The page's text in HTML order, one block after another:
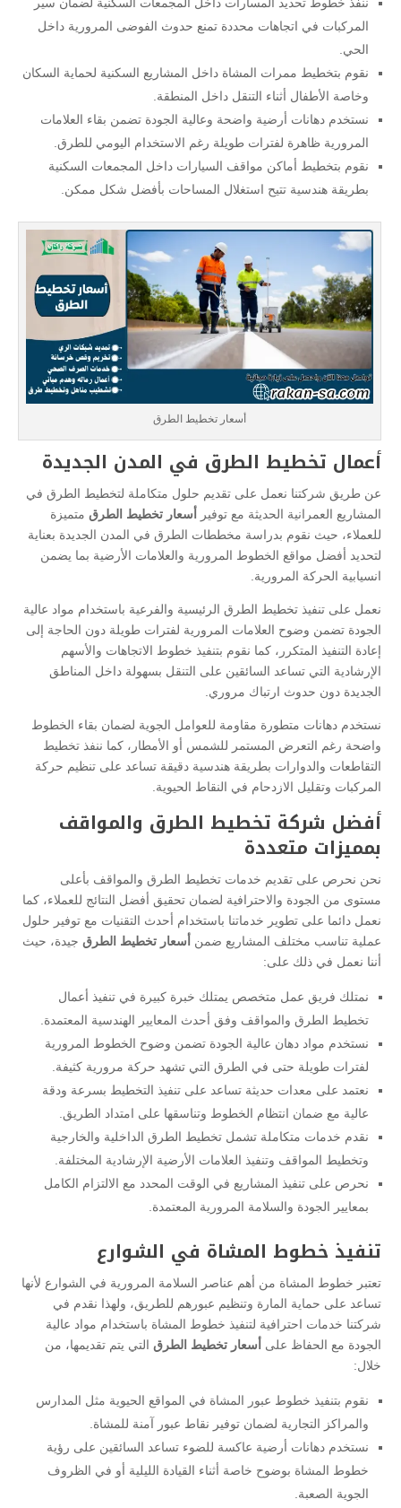
المركبات في اتجاهات محددة تمنع حدوث الفوضى المرورية داخل
الحي.
نقوم بتخطيط ممرات المشاة داخل المشاريع السكنية لحماية السكان
وخاصة الأطفال أثناء التنقل داخل المنطقة.
نستخدم دهانات أرضية واضحة وعالية الجودة تضمن بقاء العلامات
المرورية ظاهرة لفترات طويلة رغم الاستخدام اليومي للطرق.
نقوم بتخطيط أماكن مواقف السيارات داخل المجمعات السكنية
بطريقة هندسية تتيح استغلال المساحات بأفضل شكل ممكن.
أسعار تخطيط الطرق
أعمال تخطيط الطرق في المدن الجديدة
عن طريق شركتنا نعمل على تقديم حلول متكاملة لتخطيط الطرق في
المشاريع العمرانية الحديثة مع توفير
أسعار تخطيط الطرق متميزة
للعملاء، حيث نقوم بدراسة مخططات الطرق في المدن الجديدة بعناية
لتحديد أفضل مواقع الخطوط المرورية والعلامات الأرضية بما يضمن
انسيابية الحركة المرورية.
نعمل على تنفيذ تخطيط الطرق الرئيسية والفرعية باستخدام مواد عالية
الجودة تضمن وضوح العلامات المرورية لفترات طويلة دون الحاجة إلى
إعادة التنفيذ المتكرر، كما نقوم بتنفيذ خطوط الاتجاهات والأسهم
الإرشادية التي تساعد السائقين على التنقل بسهولة داخل المناطق
الجديدة دون حدوث ارتباك مروري.
نستخدم دهانات متطورة مقاومة للعوامل الجوية لضمان بقاء الخطوط
واضحة رغم التعرض المستمر للشمس أو الأمطار، كما ننفذ تخطيط
التقاطعات والدوارات بطريقة هندسية دقيقة تساعد على تنظيم حركة
المركبات وتقليل الازدحام في النقاط الحيوية.
أفضل شركة تخطيط الطرق والمواقف
بمميزات متعددة
نحن نحرص على تقديم خدمات تخطيط الطرق والمواقف بأعلى
مستوى من الجودة والاحترافية لضمان تحقيق أفضل النتائج للعملاء، كما
نعمل دائما على تطوير خدماتنا باستخدام أحدث التقنيات مع توفير حلول
عملية تناسب مختلف المشاريع ضمن
أسعار تخطيط الطرق جيدة، حيث
أننا نعمل في ذلك على:
نمتلك فريق عمل متخصص يمتلك خبرة كبيرة في تنفيذ أعمال
تخطيط الطرق والمواقف وفق أحدث المعايير الهندسية المعتمدة.
نستخدم مواد دهان عالية الجودة تضمن وضوح الخطوط المرورية
لفترات طويلة حتى في الطرق التي تشهد حركة مرورية كثيفة.
نعتمد على معدات حديثة تساعد على تنفيذ التخطيط بسرعة ودقة
عالية مع ضمان انتظام الخطوط وتناسقها على امتداد الطريق.
نقدم خدمات متكاملة تشمل تخطيط الطرق الداخلية والخارجية
وتخطيط المواقف وتنفيذ العلامات الأرضية الإرشادية المختلفة.
نحرص على تنفيذ المشاريع في الوقت المحدد مع الالتزام الكامل
بمعايير الجودة والسلامة المرورية المعتمدة.
تنفيذ خطوط المشاة في الشوارع
تعتبر خطوط المشاة من أهم عناصر السلامة المرورية في الشوارع لأنها
تساعد على حماية المارة وتنظيم عبورهم للطريق، ولهذا نقدم في
شركتنا خدمات احترافية لتنفيذ خطوط المشاة باستخدام مواد عالية
الجودة مع الحفاظ على
أسعار تخطيط الطرق التي يتم تقديمها، من
خلال:
نقوم بتنفيذ خطوط عبور المشاة في المواقع الحيوية مثل المدارس
والمراكز التجارية لضمان توفير نقاط عبور آمنة للمشاة.
نستخدم دهانات أرضية عاكسة للضوء تساعد السائقين على رؤية
خطوط المشاة بوضوح خاصة أثناء القيادة الليلية أو في الظروف
الجوية الصعبة.